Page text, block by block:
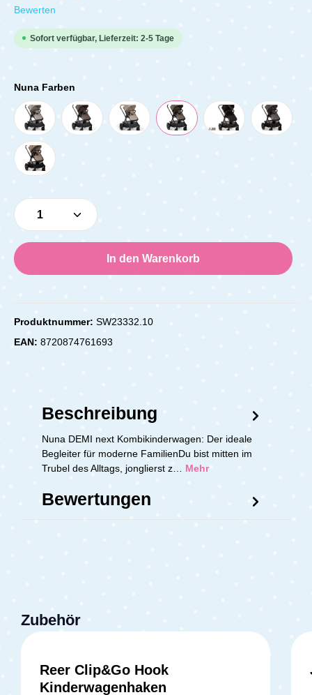
Durchschnittliche Bewertung von 0 von 5 Sternen
Bewerten
Sofort verfügbar, Lieferzeit: 2-5 Tage
Nuna Farben
Produkt Anzahl: Gib den gewünschten
In den Warenkorb
Produktnummer: SW23332.10
EAN: 8720874761693
Beschreibung
Nuna DEMI next Kombikinderwagen: Der ideale
Begleiter für moderne FamilienDu bist mitten im
Trubel des Alltags, jonglierst z… Mehr
Bewertungen
Zubehör
Reer Clip&Go Hook
Kinderwagenhaken